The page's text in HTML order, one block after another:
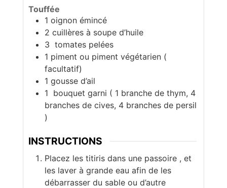
Touffée
1 oignon émincé
2 cuillères à soupe d’huile
3 tomates pelées
1 piment ou piment végétarien (
facultatif)
1 gousse d’ail
1 bouquet garni ( 1 branche de thym, 4
branches de cives, 4 branches de persil
)
INSTRUCTIONS
Placez les titiris dans une passoire , et
les laver à grande eau afin de les
débarrasser du sable ou d’autre